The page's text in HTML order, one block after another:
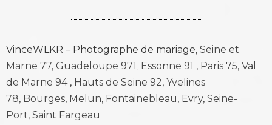
VinceWLKR – Photographe de mariage, Seine et
Marne 77, Guadeloupe 971 , Essonne 91 , Paris 75, Val
de Marne 94, Hauts de Seine 92, Yvelines
78, Bourges, Melun, Fontainebleau, Evry, Seine-
Port, Saint Fargeau